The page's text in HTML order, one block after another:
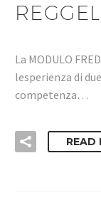
La MODULO
lesperienza di
competenza…
READ